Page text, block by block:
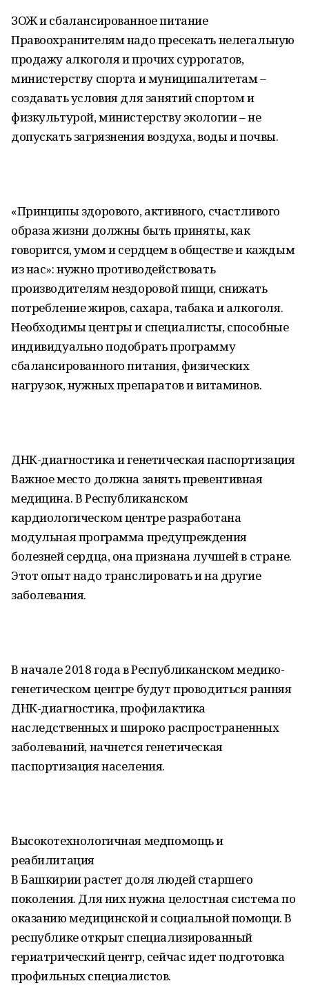
ЗОЖ и сбалансированное питание
Правоохранителям надо пресекать нелегальную
продажу алкоголя и прочих суррогатов,
министерству спорта и муниципалитетам –
создавать условия для занятий спортом и
физкультурой, министерству экологии – не
допускать загрязнения воздуха, воды и почвы.
«Принципы здорового, активного, счастливого
образа жизни должны быть приняты, как
говорится, умом и сердцем в обществе и каждым
из нас»: нужно противодействовать
производителям нездоровой пищи, снижать
потребление жиров, сахара, табака и алкоголя.
Необходимы центры и специалисты, способные
индивидуально подобрать программу
сбалансированного питания, физических
нагрузок, нужных препаратов и витаминов.
ДНК-диагностика и генетическая паспортизация
Важное место должна занять превентивная
медицина. В Республиканском
кардиологическом центре разработана
модульная программа предупреждения
болезней сердца, она признана лучшей в стране.
Этот опыт надо транслировать и на другие
заболевания.
В начале 2018 года в Республиканском медико-
генетическом центре будут проводиться ранняя
ДНК-диагностика, профилактика
наследственных и широко распространенных
заболеваний, начнется генетическая
паспортизация населения.
Высокотехнологичная медпомощь и
реабилитация
В Башкирии растет доля людей старшего
поколения. Для них нужна целостная система по
оказанию медицинской и социальной помощи. В
республике открыт специализированный
гериатрический центр, сейчас идет подготовка
профильных специалистов.